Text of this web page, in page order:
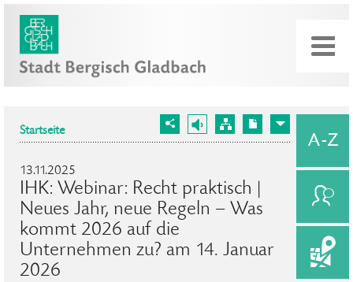
Startseite
13.11.2025
IHK: Webinar: Recht praktisch |
Neues Jahr, neue Regeln – Was
kommt 2026 auf die
Unternehmen zu? am 14. Januar
2026